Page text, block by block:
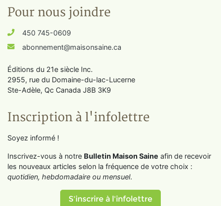
Pour nous joindre
450 745-0609
abonnement@maisonsaine.ca
Éditions du 21e siècle Inc.
2955, rue du Domaine-du-lac-Lucerne
Ste-Adèle, Qc Canada J8B 3K9
Inscription à l'infolettre
Soyez informé !
Inscrivez-vous à notre Bulletin Maison Saine afin de recevoir
les nouveaux articles selon la fréquence de votre choix :
quotidien, hebdomadaire ou mensuel.
S'inscrire à l'infolettre